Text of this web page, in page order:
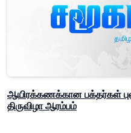
ஆயிரக்கணக்கான பக்தர்கள்
திருவிழா ஆரம்பம்